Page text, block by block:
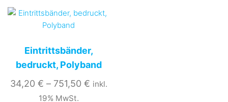
auf.
der
Eintrittsbänder,
bedruckt, Polyband
34,20 € – 751,50 € inkl.
19% MwSt.